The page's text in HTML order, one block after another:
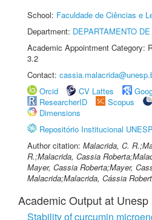
School: Faculdade de Ciências e
Department: DEPARTAMENTO
Academic Appointment Category:
3.2
Contact:
Orcid
CV Lattes
ResearcherID
Scopus
Dimensions
Repositório Institucional UNESP
Author citation: Malacrida, C.
R.;Malacrida, Cassia
Mayer, Cassia Roberta;Mayer,
Malacrida;Malacrida, Cássia
Academic Output at
Stability of curcumin